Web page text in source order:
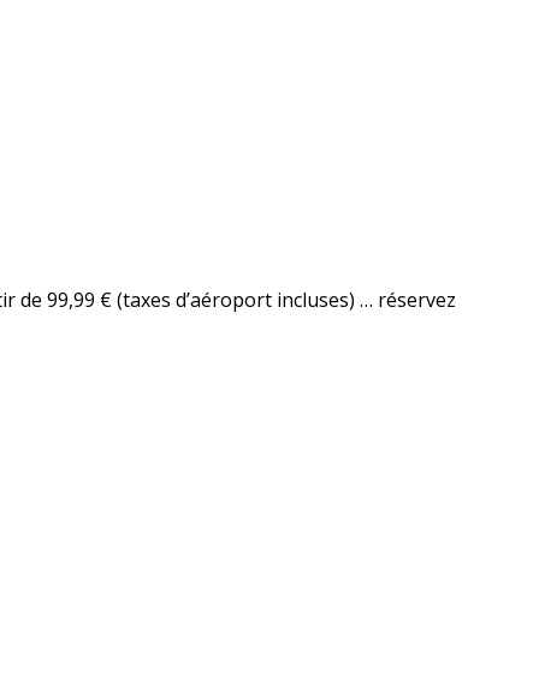
99,99 € (taxes d’aéroport incluses) … réservez